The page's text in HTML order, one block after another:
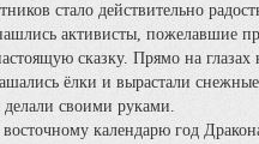
стало действительно
активисты, пожелавшие
сказку. Прямо на глазах
ёлки и вырастали
делали своими руками.
календарю год